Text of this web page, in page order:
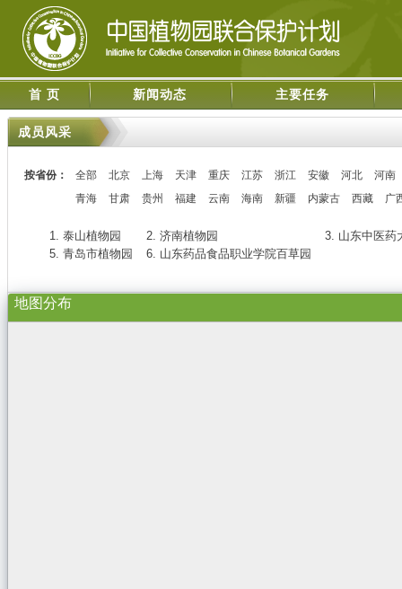
首 页 新闻动态 主要任务
成员风采
按省份： 全部 北京 上海 天津 重庆 江苏 浙江 安徽 河北
河南
青海
甘肃 贵州 福建 云南 海南 新疆 内蒙古 西藏 广
1. 泰山植物园 2. 济南植物园
3. 山东中医药
5. 青岛市植物园
6. 山东药品食品职业学院百草园
地图分布